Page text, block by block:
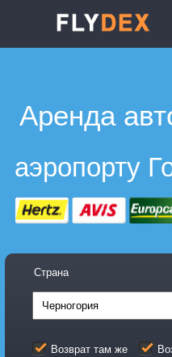
Аренда
аэропорту
Страна
Возврат там же